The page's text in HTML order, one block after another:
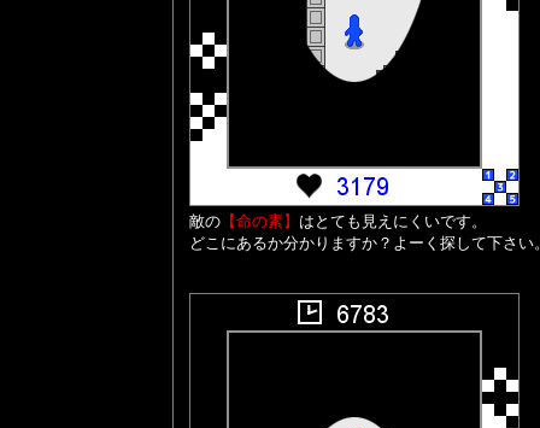
敵の 【命の素】 はとても見えにくいです。
どこにあるか分かりますか？よーく探して下さい